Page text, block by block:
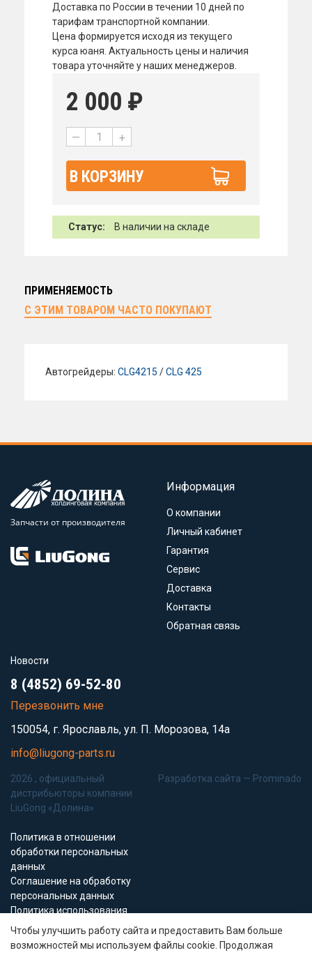
Доставка по России в течении 10 дней по
тарифам транспортной компании.
Цена формируется исходя из текущего
курса юаня. Актуальность цены и наличия
товара уточняйте у наших менеджеров.
2 000 ₽
— +
В КОРЗИНУ
Статус: В наличии на складе
ПРИМЕНЯЕМОСТЬ
С ЭТИМ ТОВАРОМ ЧАСТО ПОКУПАЮТ
Автогрейдеры: CLG4215 /CLG 425
Запчасти от производителя
Информация
О компании
Личный кабинет
Гарантия
Сервис
Доставка
Контакты
Обратная связь
Новости
8 (4852) 69-52-80
Перезвонить мне
150054, г. Ярославль, ул. П. Морозова, 14а
info@liugong-parts.ru
2026 , официальный
дистрибьюторы компании
LiuGong «Долина»
Политика в отношении
обработки персональных
данных
Соглашение на обработку
персональных данных
Политика использования
Cookie-файлов
Разработка сайта — Prominado
Все материалы данного сайта являются объектами авторского права (в
Чтобы улучшить работу сайта и предоставить Вам больше
возможностей мы используем файлы cookie. Продолжая